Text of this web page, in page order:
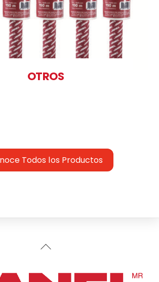
OTROS
Todos los Productos
Back